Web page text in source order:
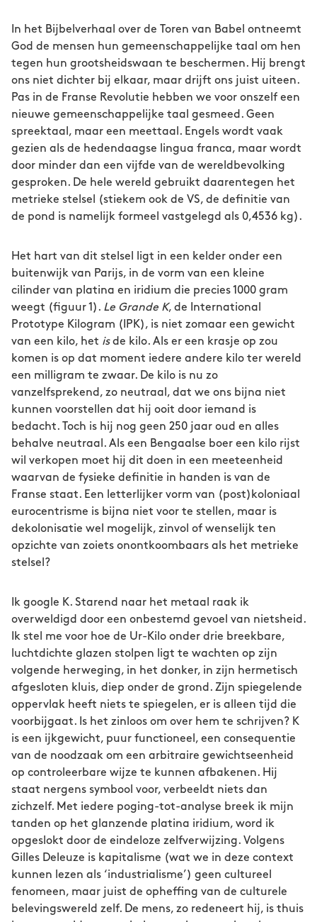
In het Bijbelverhaal over de Toren van Babel ontneemt
God de mensen hun gemeenschappelijke taal om hen
tegen hun grootsheidswaan te beschermen. Hij brengt
ons niet dichter bij elkaar, maar drijft ons juist uiteen.
Pas in de Franse Revolutie hebben we voor onszelf een
nieuwe gemeenschappelijke taal gesmeed. Geen
spreektaal, maar een meettaal. Engels wordt vaak
gezien als de hedendaagse lingua franca, maar wordt
door minder dan een vijfde van de wereldbevolking
gesproken. De hele wereld gebruikt daarentegen het
metrieke stelsel (stiekem ook de VS, de definitie van
de pond is namelijk formeel vastgelegd als 0,4536 kg).
Het hart van dit stelsel ligt in een kelder onder een
buitenwijk van Parijs, in de vorm van een kleine
cilinder van platina en iridium die precies 1000 gram
weegt (figuur 1). Le Grande K, de International
Prototype Kilogram (IPK), is niet zomaar een gewicht
van een kilo, het isde kilo. Als er een krasje op zou
komen is op dat moment iedere andere kilo ter wereld
een milligram te zwaar. De kilo is nu zo
vanzelfsprekend, zo neutraal, dat we ons bijna niet
kunnen voorstellen dat hij ooit door iemand is
bedacht. Toch is hij nog geen 250 jaar oud en alles
behalve neutraal. Als een Bengaalse boer een kilo rijst
wil verkopen moet hij dit doen in een meeteenheid
waarvan de fysieke definitie in handen is van de
Franse staat. Een letterlijker vorm van (post)koloniaal
eurocentrisme is bijna niet voor te stellen, maar is
dekolonisatie wel mogelijk, zinvol of wenselijk ten
opzichte van zoiets onontkoombaars als het metrieke
stelsel?
Ik google K. Starend naar het metaal raak ik
overweldigd door een onbestemd gevoel van nietsheid.
Ik stel me voor hoe de Ur-Kilo onder drie breekbare,
luchtdichte glazen stolpen ligt te wachten op zijn
volgende herweging, in het donker, in zijn hermetisch
afgesloten kluis, diep onder de grond. Zijn spiegelende
oppervlak heeft niets te spiegelen, er is alleen tijd die
voorbijgaat. Is het zinloos om over hem te schrijven? K
is een ijkgewicht, puur functioneel, een consequentie
van de noodzaak om een arbitraire gewichtseenheid
op controleerbare wijze te kunnen afbakenen. Hij
staat nergens symbool voor, verbeeldt niets dan
zichzelf. Met iedere poging-tot-analyse breek ik mijn
tanden op het glanzende platina iridium, word ik
opgeslokt door de eindeloze zelfverwijzing. Volgens
Gilles Deleuze is kapitalisme (wat we in deze context
kunnen lezen als ‘industrialisme’) geen cultureel
fenomeen, maar juist de opheffing van de culturele
belevingswereld zelf. De mens, zo redeneert hij, is thuis